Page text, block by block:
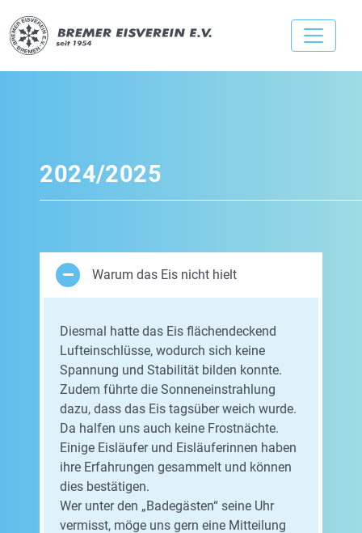
2024/2025
Warum das Eis nicht hielt
Diesmal hatte das Eis flächendeckend
Lufteinschlüsse, wodurch sich keine
Spannung und Stabilität bilden konnte.
Zudem führte die Sonneneinstrahlung
dazu, dass das Eis tagsüber weich wurde.
Da halfen uns auch keine Frostnächte.
Einige Eisläufer und Eisläuferinnen haben
ihre Erfahrungen gesammelt und können
dies bestätigen.
Wer unter den „Badegästen“ seine Uhr
vermisst, möge uns gern eine Mitteilung